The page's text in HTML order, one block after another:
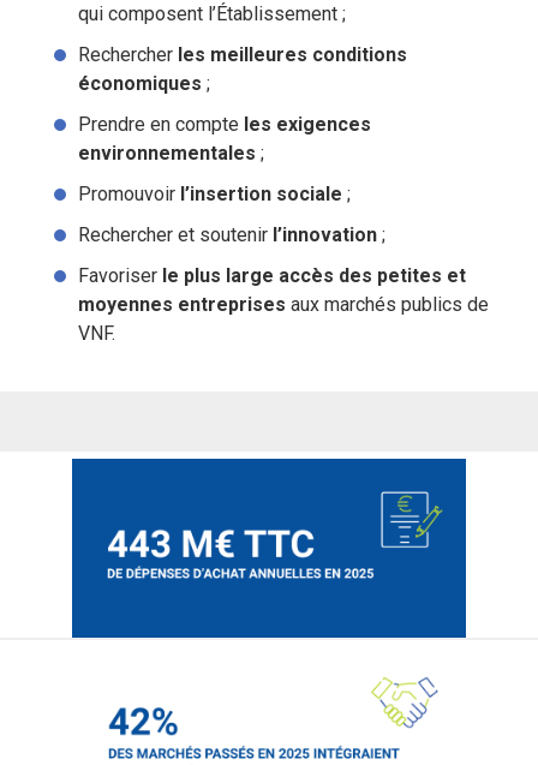
qui composent l’Établissement ;
Rechercher les meilleures conditions
économiques ;
Prendre en compte les exigences
environnementales ;
Promouvoir l’insertion sociale ;
Rechercher et soutenir l’innovation ;
Favoriser le plus large accès des petites et
moyennes entreprises aux marchés publics de
VNF.